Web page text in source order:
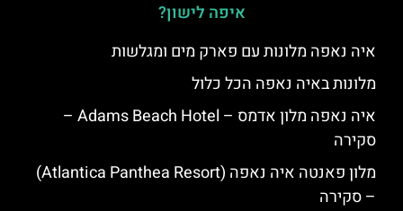
איפה לישון?
איה נאפה מלונות עם פארק מים ומגלשות
מלונות באיה נאפה הכל כלול
איה נאפה מלון אדמס – Adams Beach Hotel –
סקירה
מלון פאנטה איה נאפה (Atlantica Panthea Resort)
– סקירה